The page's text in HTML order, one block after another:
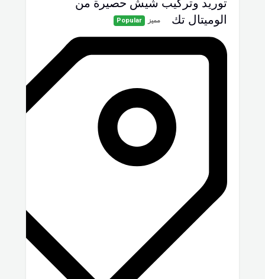
الوميتال تك
مميز Popular